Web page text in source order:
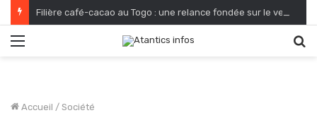
Filière café-cacao au Togo : une relance fondée sur le verdissement et la qualité
Accueil / Société